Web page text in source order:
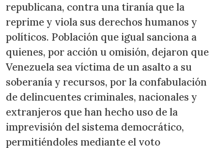
republicana, contra una tiranía que la
reprime y viola sus derechos humanos y
políticos. Población que igual sanciona a
quienes, por acción u omisión, dejaron que
Venezuela sea víctima de un asalto a su
soberanía y recursos, por la confabulación
de delincuentes criminales, nacionales y
extranjeros que han hecho uso de la
imprevisión del sistema democrático,
permitiéndoles mediante el voto